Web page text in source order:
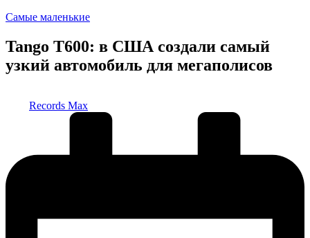
Опубликовано
Самые маленькие
Tango T600: в США создали самый
узкий автомобиль для мегаполисов
Records Max